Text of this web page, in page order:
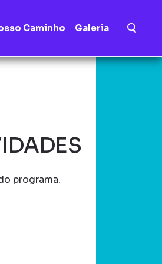
Caminho Galeria
programa.